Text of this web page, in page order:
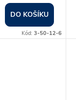
DO KOŠÍKU
Kód: 3-50-12-6